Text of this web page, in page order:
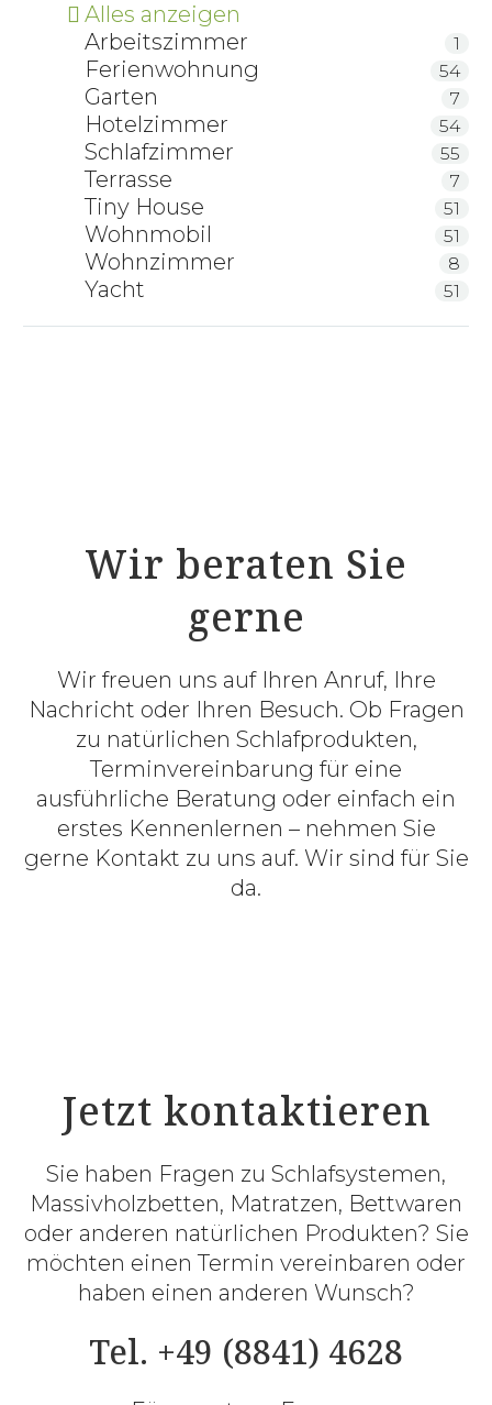
Alles anzeigen
Arbeitszimmer
1
Ferienwohnung 54
Garten 7
Hotelzimmer 54
Schlafzimmer 55
Terrasse 7
Tiny House 51
Wohnmobil 51
Wohnzimmer 8
Yacht 51
Wir beraten Sie
gerne
Wir freuen uns auf Ihren Anruf, Ihre
Nachricht oder Ihren Besuch. Ob Fragen
zu natürlichen Schlafprodukten,
Terminvereinbarung für eine
ausführliche Beratung oder einfach ein
erstes Kennenlernen – nehmen Sie
gerne Kontakt zu uns auf. Wir sind für Sie
da.
Jetzt kontaktieren
Sie haben Fragen zu Schlafsystemen,
Massivholzbetten, Matratzen, Bettwaren
oder anderen natürlichen Produkten? Sie
möchten einen Termin vereinbaren oder
haben einen anderen Wunsch?
Tel. +49 (8841) 4628